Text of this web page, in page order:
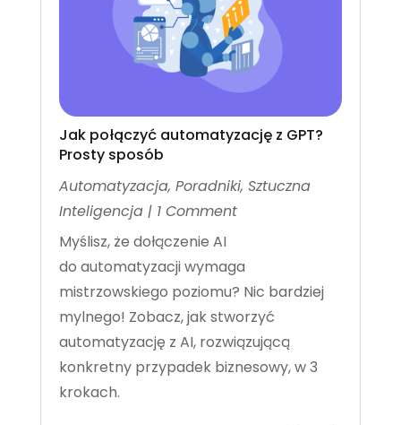
Jak połączyć automatyzację z GPT?
Prosty sposób
Automatyzacja, Poradniki, Sztuczna
Inteligencja| 1 Comment
Myślisz, że dołączenie AI
do automatyzacji wymaga
mistrzowskiego poziomu? Nic bardziej
mylnego! Zobacz, jak stworzyć
automatyzację z AI, rozwiązującą
konkretny przypadek biznesowy, w 3
krokach.